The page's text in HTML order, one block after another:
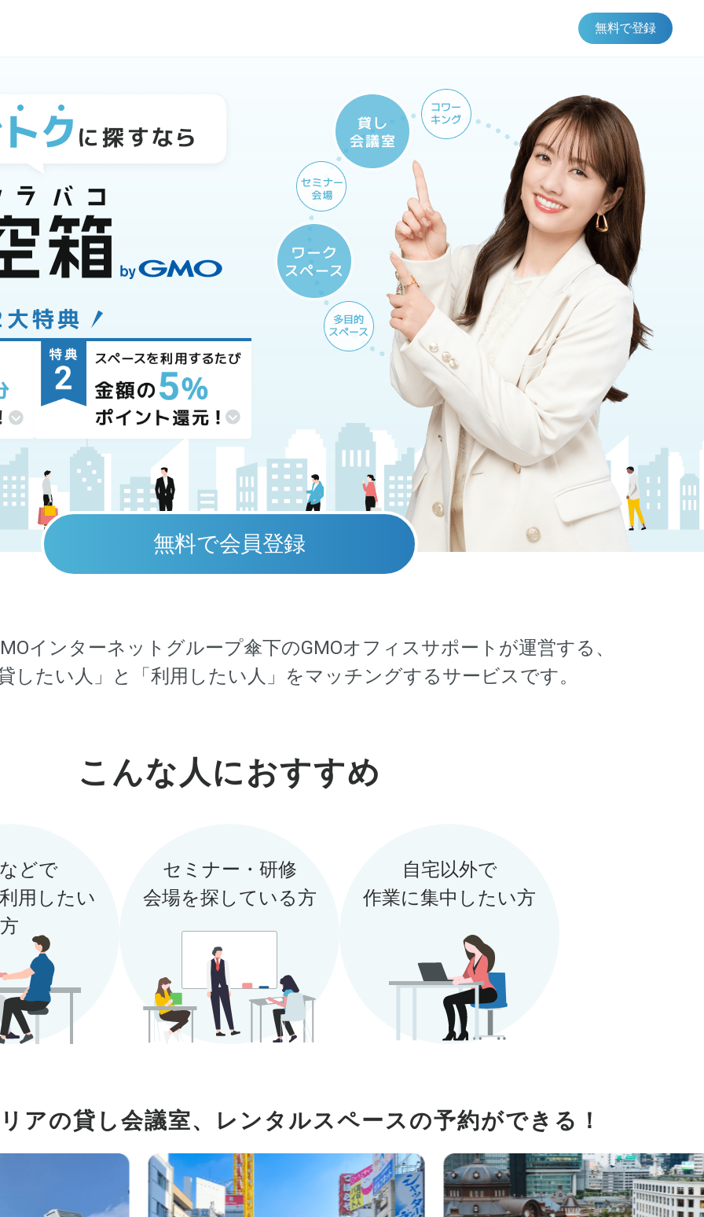
無料で登録
無料で会員登録
インターネットグループ傘下のGMOオフィスサポートが運営する、
したい人」と「利用したい人」をマッチングするサービスです。
こんな人におすすめ
どで
用したい
方
セミナー・研修
会場を探している方
自宅以外で
作業に集中したい方
アの貸し会議室、 レンタルスペースの予約ができる！
【新規会員特典】3,000円相当プレゼントプログラム
本サービスに新規会員登録された方
2025年2月17日（月）〜
・本特典は１アカウントにつき１回まで付与されます。
・本サービス会員となり、一旦解約したのちに再度登録された場合は特典付与
・SMS認証に使用する電話番号について、特典対象となるのは１つの電話番号
につき１アカウントまでです。
（一度SMS認証に使用された電話番号を使用して他のアカウントでSMS認証
を行った場合、特典付与対象外となります。）
・本特典は、はじめてSMS認証を行い、その際に適用除外条件に該当がない場
合に付与されます。
・過去に本サービスでSMS認証に使用されたことのある電話番号で認証した場
合、特典付与対象外となります。また、一度認証完了後に、SMS認証を未実
施の電話番号に変更した場合でも付与対象外となります。
・本プログラム特典は、弊社規定により特典付与対象外とする場合がございま
す。あらかじめご了承ください。
・本プログラムは弊社の都合により予告なく終了・変更する場合がございま
【ポイント5%還元】利用額に応じてポイント還元プログラム
本サービスでスペースを利用し決済した方
スペース予約の決済に利用できるポイントを、利用額の5%分進呈。
ポイントによる支払い部分を除く。
・ポイントは、対象となるサービス利用の決済の翌日に付与されます。
・本プログラム特典は、弊社規定により特典付与対象外とする場合がございま
す。あらかじめご了承ください。
す。あらかじめご了承ください。
・付与される特典の利用有効期限は、マイページ内「ポイント履歴」に記載の
日付をご確認ください。